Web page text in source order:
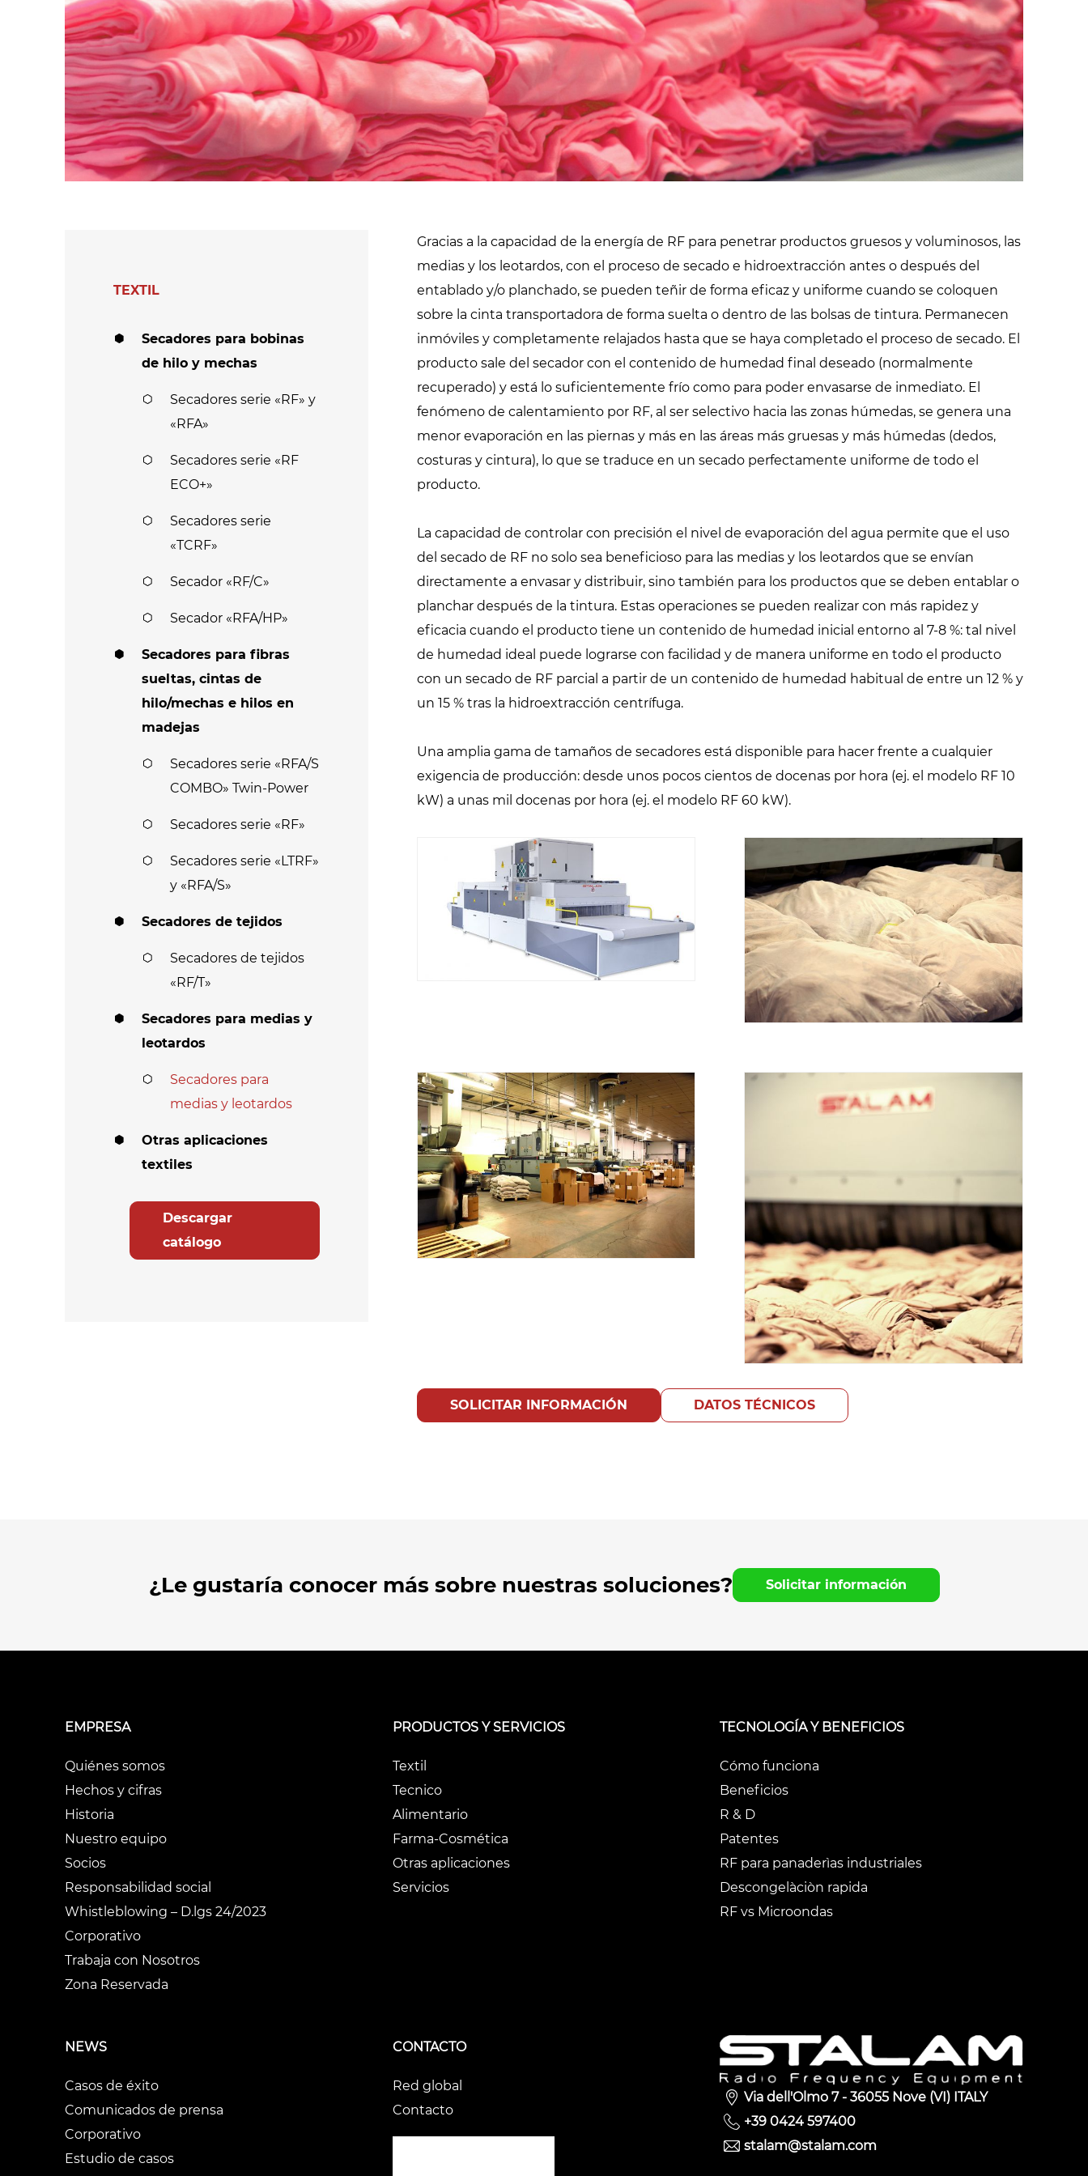
cintas de
hilo/mechas e hilos
en madejas
Secadores de
tejidos
Secadores para
medias y leotardos
látex y otras
espumas de
polímeros
Secadores de
fieltros y otros
textiles no tejidos
Otras aplicaciones
Pasteurización y
esterilización
Desinfestación y
desinfección
Pasteurización de
productos líquidos
productos líquidos
cannabis
Secadores de
extensiones de
cabello
demostraciones
TEXTIL
Secadores para bobinas
de hilo y mechas
Secadores serie «RF» y
«RFA»
Secadores serie «RF
ECO+»
Secadores serie
«TCRF»
Secador «RF/C»
Secador «RFA/HP»
Secadores para fibras
sueltas, cintas de
hilo/mechas e hilos en
madejas
Secadores serie «RFA/S
COMBO» Twin-Power
Secadores serie «RF»
Secadores serie «LTRF»
y «RFA/S»
Secadores de tejidos
Secadores de tejidos
«RF/T»
Secadores para medias y
leotardos
Secadores para
medias y leotardos
Otras aplicaciones
textiles
Descargar
catálogo
Gracias a la capacidad de la energía de RF para penetrar productos gruesos y voluminosos, las
medias y los leotardos, con el proceso de secado e hidroextracción antes o después del
entablado y/o planchado, se pueden teñir de forma eficaz y uniforme cuando se coloquen
sobre la cinta transportadora de forma suelta o dentro de las bolsas de tintura. Permanecen
inmóviles y completamente relajados hasta que se haya completado el proceso de secado. El
producto sale del secador con el contenido de humedad final deseado (normalmente
recuperado) y está lo suficientemente frío como para poder envasarse de inmediato. El
fenómeno de calentamiento por RF, al ser selectivo hacia las zonas húmedas, se genera una
menor evaporación en las piernas y más en las áreas más gruesas y más húmedas (dedos,
costuras y cintura), lo que se traduce en un secado perfectamente uniforme de todo el
producto.
La capacidad de controlar con precisión el nivel de evaporación del agua permite que el uso
del secado de RF no solo sea beneficioso para las medias y los leotardos que se envían
directamente a envasar y distribuir, sino también para los productos que se deben entablar o
planchar después de la tintura. Estas operaciones se pueden realizar con más rapidez y
eficacia cuando el producto tiene un contenido de humedad inicial entorno al 7-8 %: tal nivel
de humedad ideal puede lograrse con facilidad y de manera uniforme en todo el producto
con un secado de RF parcial a partir de un contenido de humedad habitual de entre un 12 % y
un 15 % tras la hidroextracción centrífuga.
Una amplia gama de tamaños de secadores está disponible para hacer frente a cualquier
exigencia de producción: desde unos pocos cientos de docenas por hora (ej. el modelo RF 10
kW) a unas mil docenas por hora (ej. el modelo RF 60 kW).
SOLICITAR INFORMACIÓN DATOS TÉCNICOS
¿Le gustaría conocer más sobre nuestras soluciones? Solicitar información
EMPRESA
Quiénes somos
Hechos y cifras
Historia
Nuestro equipo
Socios
Responsabilidad social
Whistleblowing – D.lgs 24/2023
Corporativo
Trabaja con Nosotros
Zona Reservada
PRODUCTOS Y SERVICIOS
Textil
Tecnico
Alimentario
Farma-Cosmética
Otras aplicaciones
Servicios
TECNOLOGÍA Y BENEFICIOS
Cómo funciona
Beneficios
R & D
Patentes
RF para panaderìas industriales
Descongelàciòn rapida
RF vs Microondas
NEWS
Casos de éxito
Comunicados de prensa
Corporativo
Estudio de casos
CONTACTO
Red global
Contacto
Via dell'Olmo 7 - 36055 Nove (VI) ITALY
+39 0424 597400
stalam@stalam.com